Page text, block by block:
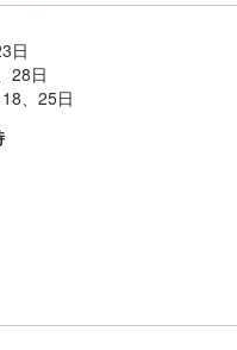
日
28日
、25日